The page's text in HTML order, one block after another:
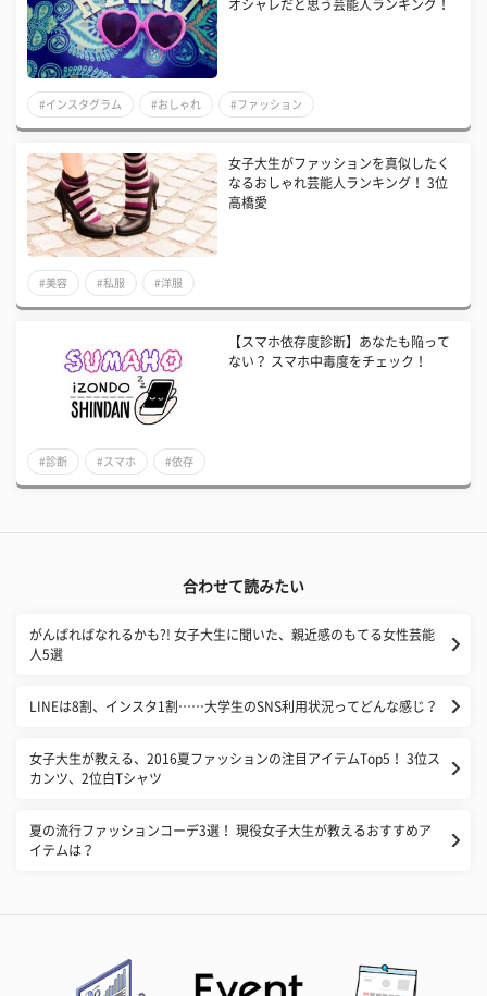
オシャレだと思う芸能人ランキング！
#インスタグラム #おしゃれ #ファッション
女子大生がファッションを真似したく
なるおしゃれ芸能人ランキング！ 3位
高橋愛
#美容 #私服 #洋服
【スマホ依存度診断】あなたも陥って
ない？ スマホ中毒度をチェック！
#診断 #スマホ #依存
合わせて読みたい
がんばればなれるかも?! 女子大生に聞いた、親近感のもてる女性芸能
人5選
LINEは8割、インスタ1割……大学生のSNS利用状況ってどんな感じ？
​女子大生が教える、2016夏ファッションの注目アイテムTop5！ 3位ス
カンツ、2位白Tシャツ
夏の流行ファッションコーデ3選！ 現役女子大生が教えるおすすめア
イテムは？